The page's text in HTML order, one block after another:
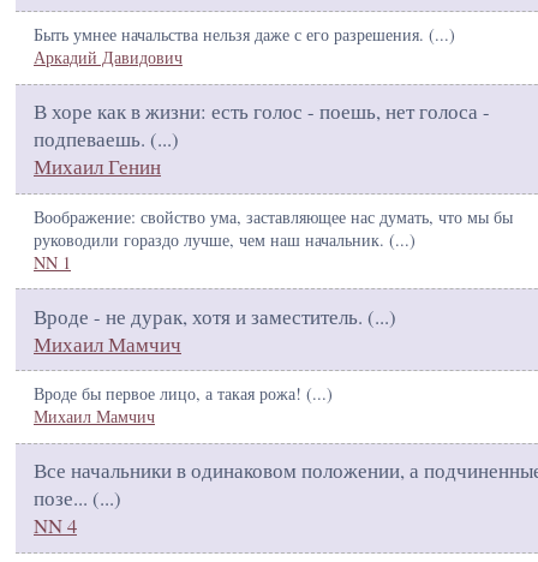
Быть умнее начальства нельзя даже с его разрешения. (...)
Аркадий Давидович
В хоре как в жизни: есть голос - поешь, нет голоса -
подпеваешь. (...)
Михаил Генин
Воображение: свойство ума, заставляющее нас думать, что мы бы
руководили гораздо лучше, чем наш начальник. (...)
NN 1
Вроде - не дурак, хотя и заместитель. (...)
Михаил Мамчич
Вроде бы первое лицо, а такая рожа! (...)
Михаил Мамчич
Все начальники в одинаковом положении, а
позе... (...)
NN 4